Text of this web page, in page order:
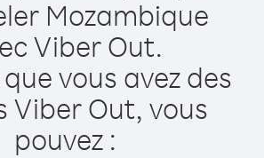
Mozambique
Viber Out.
vous avez des
Viber Out, vous
pouvez :